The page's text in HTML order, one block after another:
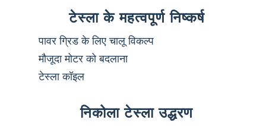
टेस्ला के महत्वपूर्ण निष्कर्ष
पावर ग्रिड के लिए चालू विकल्प
मौजूदा मोटर को बदलाना
टेस्ला कॉइल
निकोला टेस्ला उद्धरण